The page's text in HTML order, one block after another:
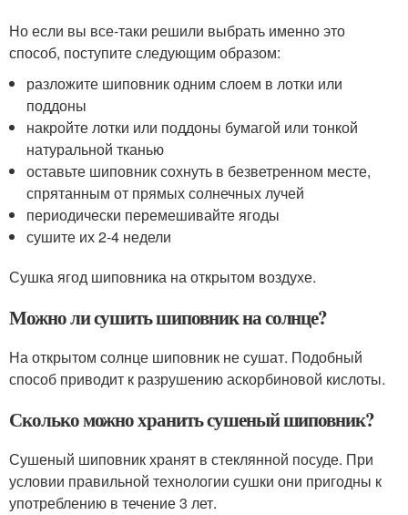
Но если вы все-таки решили выбрать именно это
способ, поступите следующим образом:
разложите шиповник одним слоем в лотки или
поддоны
накройте лотки или поддоны бумагой или тонкой
натуральной тканью
оставьте шиповник сохнуть в безветренном месте,
спрятанным от прямых солнечных лучей
периодически перемешивайте ягоды
сушите их 2-4 недели
Сушка ягод шиповника на открытом воздухе.
Можно ли сушить шиповник на солнце?
На открытом солнце шиповник не сушат. Подобный
способ приводит к разрушению аскорбиновой кислоты.
Сколько можно хранить сушеный шиповник?
Сушеный шиповник хранят в стеклянной посуде. При
условии правильной технологии сушки они пригодны к
употреблению в течение 3 лет.